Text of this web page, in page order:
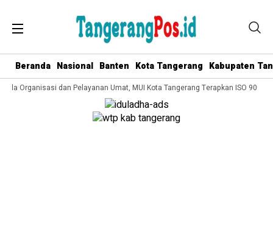
Beranda Nasional Banten Kota Tangerang Kabupaten
Organisasi dan Pelayanan Umat, MUI Kota Tangerang Terapkan ISO